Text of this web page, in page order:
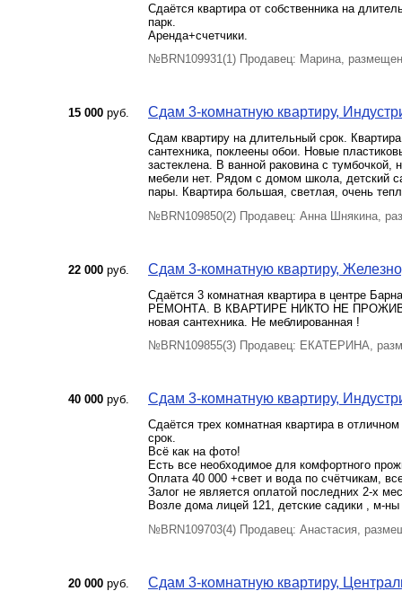
Сдаётся квартира от собственника на
парк.
Аренда+счетчики.
№BRN109931(1) Продавец: Марина,
15 000 руб. Сдам 3-комнатную квартиру,
Сдам квартиру на длительный срок.
сантехника, поклеены обои. Новые
застеклена. В ванной раковина с тумбочкой,
мебели нет. Рядом с домом школа, детский
пары. Квартира большая, светлая, очень
№BRN109850(2) Продавец: Анна Шнякина,
22 000 руб. Сдам 3-комнатную квартиру,
Сдаётся 3 комнатная квартира в центре
РЕМОНТА. В КВАРТИРЕ НИКТО НЕ ПРОЖИВАЛ
новая сантехника. Не меблированная !
№BRN109855(3) Продавец: ЕКАТЕРИНА,
40 000 руб. Сдам 3-комнатную квартиру,
Сдаётся трех комнатная квартира в
срок.
Всё как на фото!
Есть все необходимое для комфортного
Оплата 40 000 +свет и вода по счётчикам,
Залог не является оплатой последних 2-х
Возле дома лицей 121, детские садики , м-
№BRN109703(4) Продавец: Анастасия,
20 000 руб. Сдам 3-комнатную квартиру,